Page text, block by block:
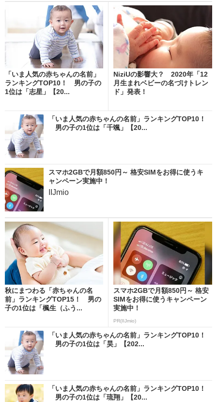
「いま人気の赤ちゃんの名前」
ランキングTOP10！ 男の子の
1位は「志星」【20...
NiziUの影響大？ 2020年「12
月生まれベビーの名づけトレン
ド」発表！
「いま人気の赤ちゃんの名前」ランキングTOP10！
男の子の1位は「千颯」【20...
スマホ2GBで月額850円～ 格安SIMをお得に使うキ
ャンペーン実施中！
IIJmio
秋にまつわる「赤ちゃんの名
前」ランキングTOP15！ 男の
子の1位は「楓生（ふう...
スマホ2GBで月額850円～ 格安
SIMをお得に使うキャンペーン
実施中！
PR(IIJmio)
「いま人気の赤ちゃんの名前」ランキングTOP10！
男の子の1位は「昊」【202...
「いま人気の赤ちゃんの名前」ランキングTOP10！
男の子の1位は「琉翔」【20...